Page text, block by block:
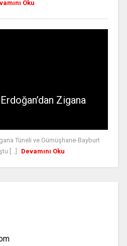
Oku
Zigana
Tüneli ve Gümüşhane-Bayburt
[...]
Devamını Oku